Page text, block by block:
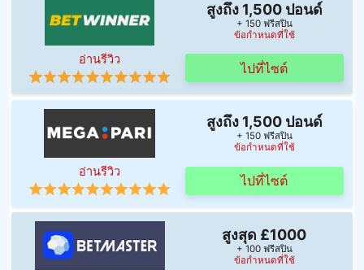
สูงถึง 1,500 ปอนด์
+ 150 ฟรีสปิน
ข้อกำหนดที่ใช้
อ่านรีวิว
ไปที่ไซต์
สูงถึง 1,500 ปอนด์
+ 150 ฟรีสปิน
ข้อกำหนดที่ใช้
อ่านรีวิว
ไปที่ไซต์
สูงสุด £1000
+ 100 ฟรีสปิน
ข้อกำหนดที่ใช้